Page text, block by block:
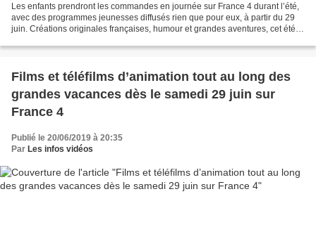
Les enfants prendront les commandes en journée sur France 4 durant l’été,
avec des programmes jeunesses diffusés rien que pour eux, à partir du 29
juin. Créations originales françaises, humour et grandes aventures, cet été
Films et téléfilms d’animation tout au long des
grandes vacances dès le samedi 29 juin sur
France 4
Publié le 20/06/2019 à 20:35
Par Les infos vidéos